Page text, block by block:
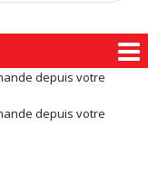
depuis votre
depuis votre